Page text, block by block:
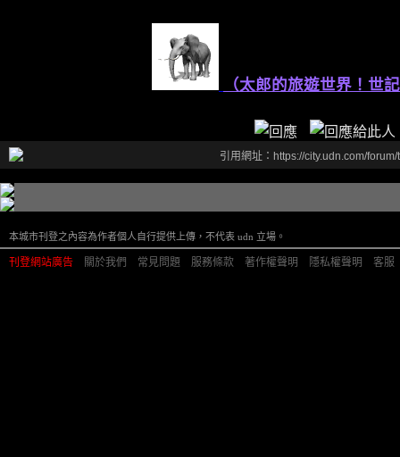
（太郎的旅遊世界！世
引用網址：https://city.udn.com/
本城市刊登之內容為作者個人自行提供上傳，不代表 udn 立場。
刊登網站廣告 關於我們 常見問題 服務條款 著作權聲明 隱私權聲明 客服